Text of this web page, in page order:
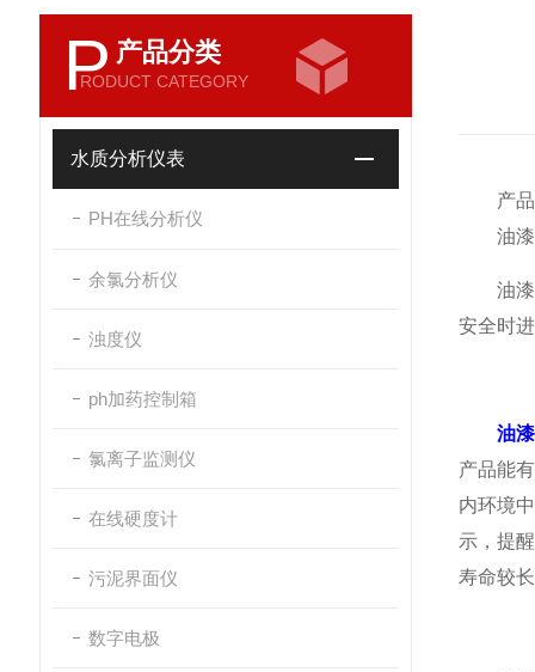
P 产品分类
RODUCT CATEGORY
水质分析仪表
PH在线分析仪
余氯分析仪
浊度仪
ph加药控制箱
氯离子监测仪
在线硬度计
污泥界面仪
数字电极
产品
油漆检
油漆属
安全时
油
产品能
内环境
示，提
寿命较